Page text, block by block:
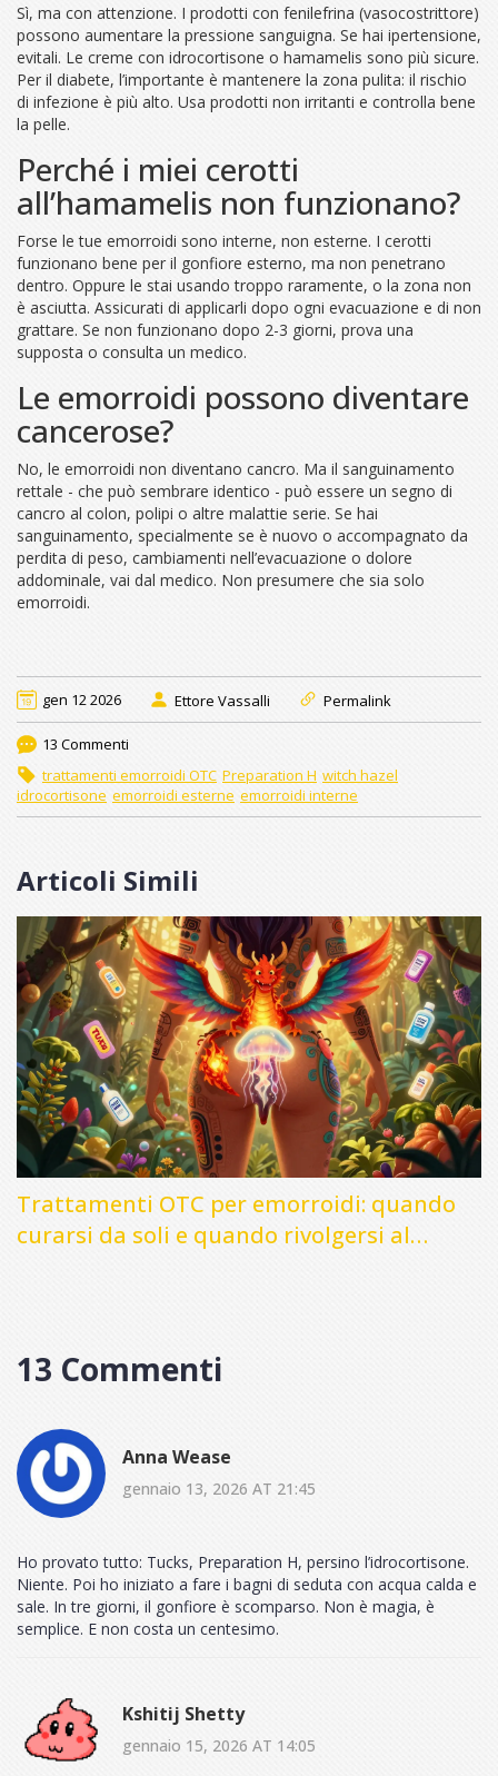
Sì, ma con attenzione. I prodotti con fenilefrina (vasocostrittore)
possono aumentare la pressione sanguigna. Se hai ipertensione,
evitali. Le creme con idrocortisone o hamamelis sono più sicure.
Per il diabete, l’importante è mantenere la zona pulita: il rischio
di infezione è più alto. Usa prodotti non irritanti e controlla bene
la pelle.
Perché i miei cerotti
all’hamamelis non funzionano?
Forse le tue emorroidi sono interne, non esterne. I cerotti
funzionano bene per il gonfiore esterno, ma non penetrano
dentro. Oppure le stai usando troppo raramente, o la zona non
è asciutta. Assicurati di applicarli dopo ogni evacuazione e di non
grattare. Se non funzionano dopo 2-3 giorni, prova una
supposta o consulta un medico.
Le emorroidi possono diventare
cancerose?
No, le emorroidi non diventano cancro. Ma il sanguinamento
rettale - che può sembrare identico - può essere un segno di
cancro al colon, polipi o altre malattie serie. Se hai
sanguinamento, specialmente se è nuovo o accompagnato da
perdita di peso, cambiamenti nell’evacuazione o dolore
addominale, vai dal medico. Non presumere che sia solo
emorroidi.
gen 12 2026 Ettore Vassalli Permalink
13 Commenti
trattamenti emorroidi OTC Preparation H witch hazel
idrocortisone emorroidi esterne emorroidi interne
Articoli Simili
Trattamenti OTC per emorroidi: quando
curarsi da soli e quando rivolgersi al
13 Commenti
Anna Wease
gennaio 13, 2026 AT 21:45
Ho provato tutto: Tucks, Preparation H, persino l’idrocortisone.
Niente. Poi ho iniziato a fare i bagni di seduta con acqua calda e
sale. In tre giorni, il gonfiore è scomparso. Non è magia, è
semplice. E non costa un centesimo.
Kshitij Shetty
gennaio 15, 2026 AT 14:05